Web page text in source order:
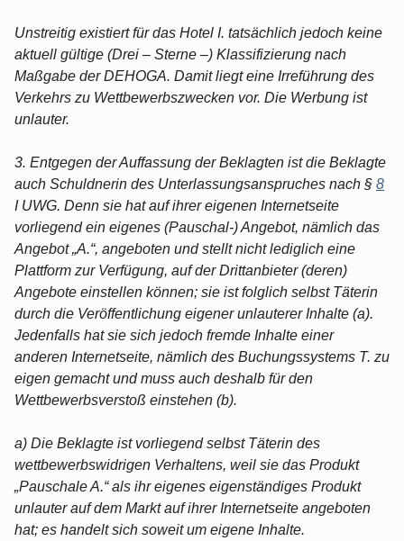
Unstreitig existiert für das Hotel I. tatsächlich jedoch keine
aktuell gültige (Drei – Sterne –) Klassifizierung nach
Maßgabe der DEHOGA. Damit liegt eine Irreführung des
Verkehrs zu Wettbewerbszwecken vor. Die Werbung ist
unlauter.
3. Entgegen der Auffassung der Beklagten ist die Beklagte
auch Schuldnerin des Unterlassungsanspruches nach § 8
I UWG. Denn sie hat auf ihrer eigenen Internetseite
vorliegend ein eigenes (Pauschal-) Angebot, nämlich das
Angebot „A.“, angeboten und stellt nicht lediglich eine
Plattform zur Verfügung, auf der Drittanbieter (deren)
Angebote einstellen können; sie ist folglich selbst Täterin
durch die Veröffentlichung eigener unlauterer Inhalte (a).
Jedenfalls hat sie sich jedoch fremde Inhalte einer
anderen Internetseite, nämlich des Buchungssystems T. zu
eigen gemacht und muss auch deshalb für den
Wettbewerbsverstoß einstehen (b).
a) Die Beklagte ist vorliegend selbst Täterin des
wettbewerbswidrigen Verhaltens, weil sie das Produkt
„Pauschale A.“ als ihr eigenes eigenständiges Produkt
unlauter auf dem Markt auf ihrer Internetseite angeboten
hat; es handelt sich soweit um eigene Inhalte.